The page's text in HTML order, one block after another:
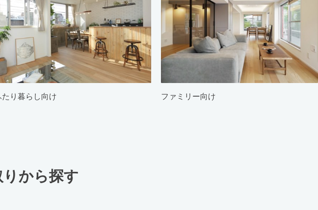
たり暮らし向け ファミリー向け
から探す